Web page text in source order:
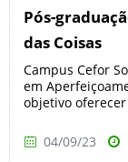
Pós-
das Coisas
Campus Cefor
em
objetivo
04/09/23